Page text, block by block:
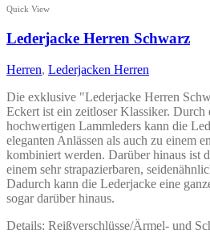
auf.
Optionen
können
auf
der
Produktseite
gewählt
werden
Quick View
Lederjacke Herren Schwarz
Herren, Lederjacken Herren
Die exklusive "Lederjacke Herren
Eckert ist ein zeitloser Klassiker. Durch
hochwertigen Lammleders kann die
eleganten Anlässen als auch zu einem
kombiniert werden. Darüber hinaus ist
einem sehr strapazierbaren,
Dadurch kann die Lederjacke eine
sogar darüber hinaus.
Details: Reißverschlüsse/Ärmel- und